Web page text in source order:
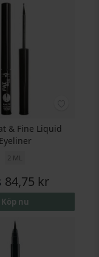
& Fine Liquid
Eyeliner
2 ML
84,75 kr
Köp nu